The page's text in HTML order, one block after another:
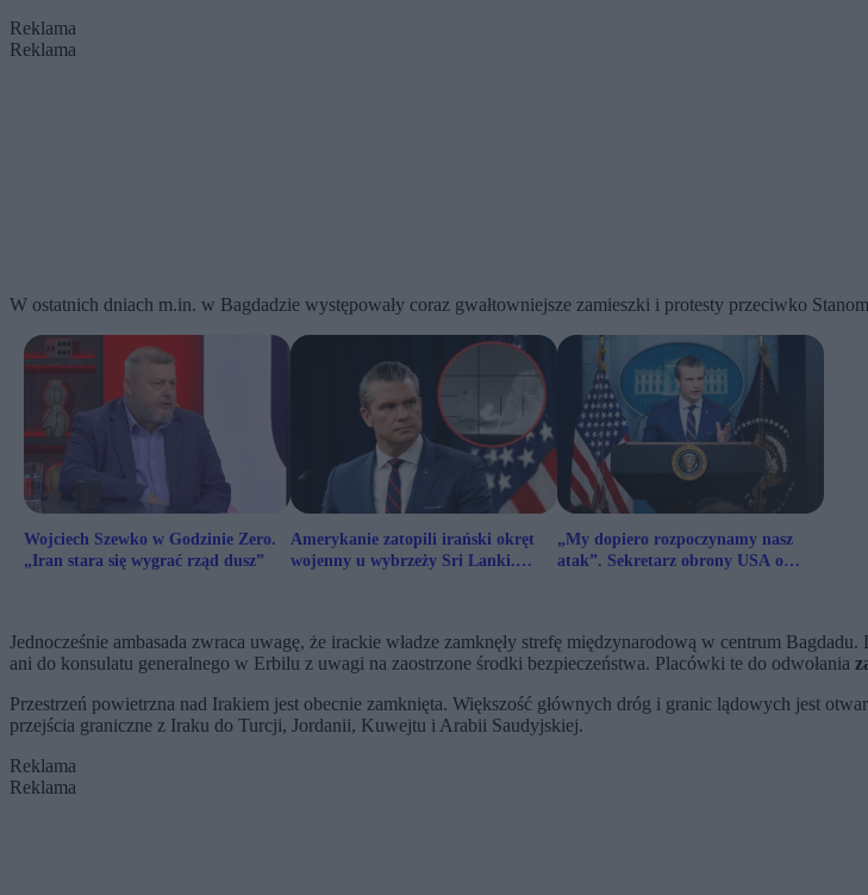
Reklama
Reklama
W ostatnich dniach m.in. w Bagdadzie występowały coraz gwałtowniejsze zamieszki i protesty przeciwko
Wojciech Szewko w Godzinie Zero.
„Iran stara się wygrać rząd dusz”
Amerykanie zatopili irański okręt
wojenny u wybrzeży Sri Lanki.
„My dopiero rozpoczynamy nasz
atak”. Sekretarz obrony USA o
Jednocześnie ambasada zwraca uwagę, że irackie władze zamknęły strefę międzynarodową w centrum
ani do konsulatu generalnego w Erbilu z uwagi na zaostrzone środki bezpieczeństwa. Placówki te do odwołania
Przestrzeń powietrzna nad Irakiem jest obecnie zamknięta. Większość głównych dróg i granic lądowych jest
przejścia graniczne z Iraku do Turcji, Jordanii, Kuwejtu i Arabii Saudyjskiej.
Reklama
Reklama